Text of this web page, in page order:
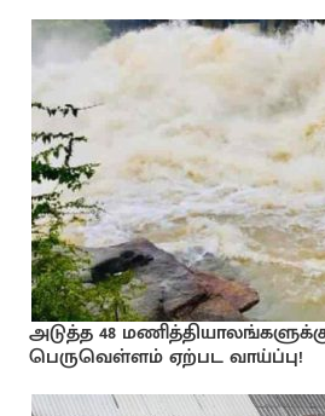
அடுத்த 48
பெருவெள்ளம் ஏற்பட வாய்ப்பு!